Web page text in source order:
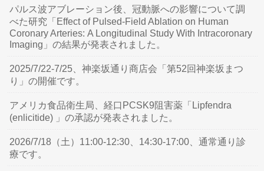
パルス波アブレーション後、冠動脈への影響について調
べた研究「Effect of Pulsed-Field Ablation on Human
Coronary Arteries: A Longitudinal Study With Intracoronary
Imaging」の結果が発表されました。
2025/7/22-7/25、神楽坂通り商店会「第52回神楽坂まつ
り」の開催です。
アメリカ食品衛生局、経口PCSK9阻害薬「Lipfendra
(enlicitide) 」の承認が発表されました。
2026/7/18（土）11:00-12:30、14:30-17:00、通常通り診
療です。